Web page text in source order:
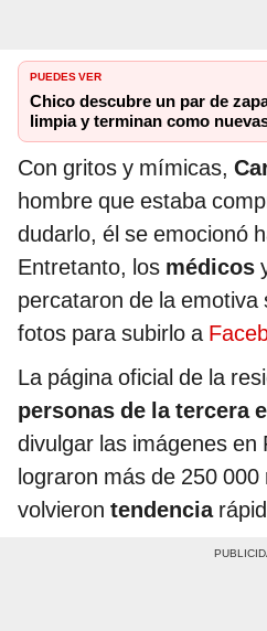
PUEDES VER
Chico descubre un par de
limpia y terminan como
Con gritos y mímicas,
hombre que estaba
dudarlo, él se emocionó
Entretanto, los médicos
percataron de la emotiva
fotos para subirlo a
La página oficial de la
personas de la tercera
divulgar las imágenes en
lograron más de 250
volvieron tendencia